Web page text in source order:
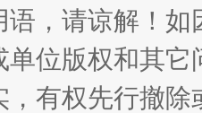
幻境
语，请谅解！
单位版权和其它
，有权先行撤